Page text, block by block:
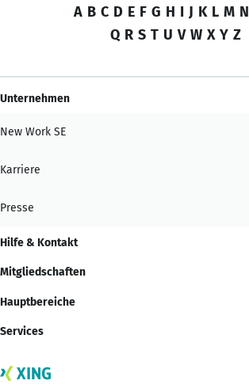
A B C D E F G H I J K L M N
Q R S T U V W X Y Z
Unternehmen
New Work SE
Karriere
Presse
Hilfe & Kontakt
Mitgliedschaften
Hauptbereiche
Services